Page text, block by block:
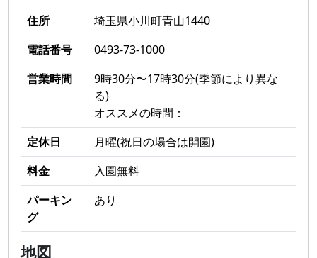
住所
埼玉県小川町青山1440
電話番号
0493-73-1000
営業時間
9時30分〜17時30分(季節により異な
る)
オススメの時間：
定休日
月曜(祝日の場合は開園)
料金
入園無料
パーキン
グ
あり
地図